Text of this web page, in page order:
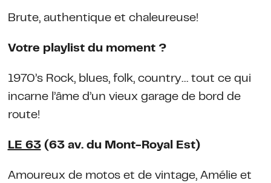
Brute, authentique et chaleureuse!
Votre playlist du moment ?
1970’s Rock, blues, folk, country… tout ce qui
incarne l’âme d’un vieux garage de bord de
route!
LE 63(63 av. du Mont-Royal Est)
Amoureux de motos et de vintage, Amélie et